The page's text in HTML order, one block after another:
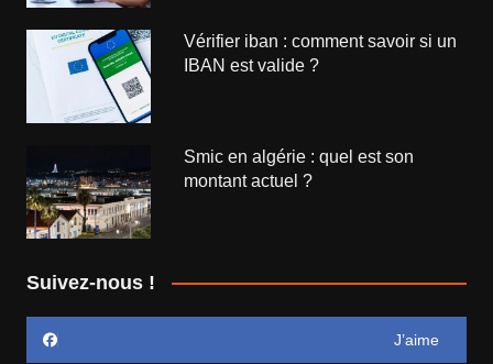
Vérifier iban : comment savoir si un
IBAN est valide ?
Smic en algérie : quel est son
montant actuel ?
Suivez-nous !
J’aime